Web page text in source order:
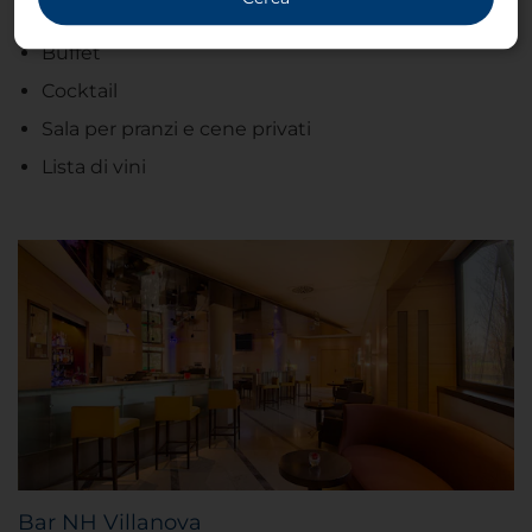
Buffet
Cocktail
Sala per pranzi e cene privati
Lista di vini
Bar NH Villanova